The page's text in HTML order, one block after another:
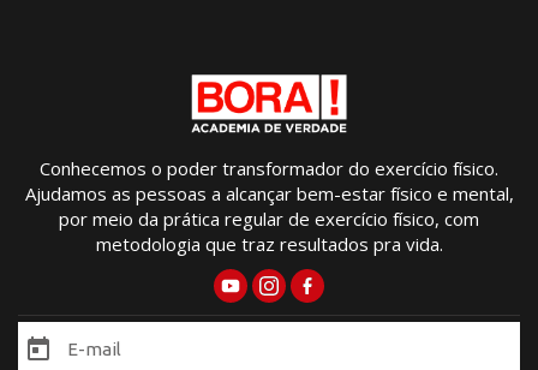
Conhecemos o poder transformador do exercício físico.
Ajudamos as pessoas a alcançar bem-estar físico e mental,
por meio da prática regular de exercício físico, com
metodologia que traz resultados pra vida.